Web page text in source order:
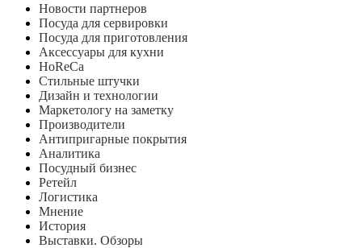
Новости партнеров
Посуда для сервировки
Посуда для приготовления
Аксессуары для кухни
HoReCa
Стильные штучки
Дизайн и технологии
Маркетологу на заметку
Производители
Антипригарные покрытия
Аналитика
Посудный бизнес
Ретейл
Логистика
Мнение
История
Выставки. Обзоры